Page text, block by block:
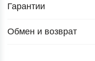
Гарантии
Обмен и возврат